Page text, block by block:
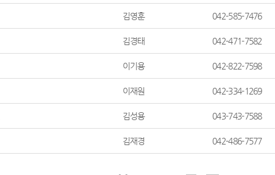
김영훈 042-585-7476
김경태 042-471-7582
이기용 042-822-7598
이재원 042-334-1269
김성용 043-743-7588
김재경 042-486-7577